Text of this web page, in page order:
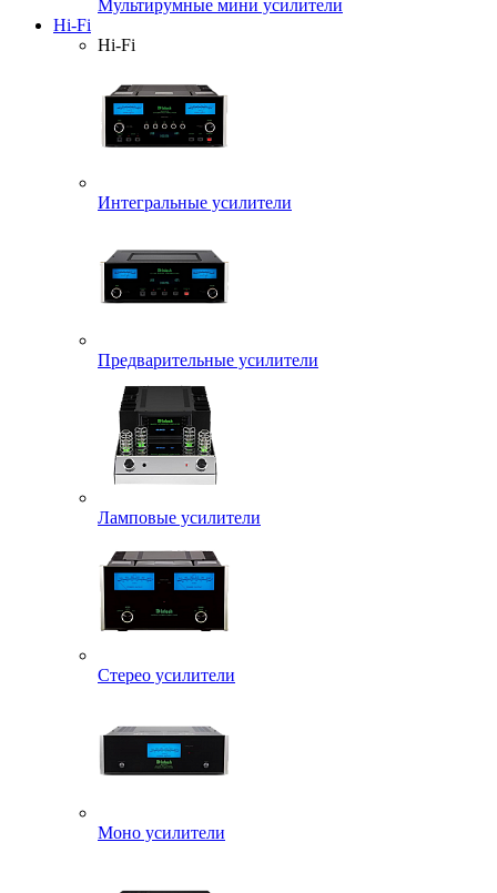
Мультирумные мини усилители
Hi-Fi
Hi-Fi
Интегральные усилители
Предварительные усилители
Ламповые усилители
Стерео усилители
Моно усилители